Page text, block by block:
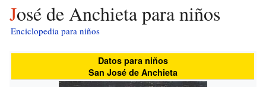
José de Anchieta para niños
Enciclopedia para niños
Datos para niños
San José de Anchieta